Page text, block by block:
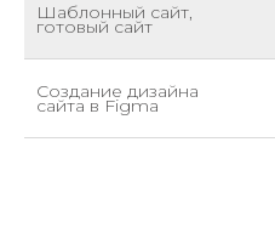
Шаблонный сайт,
готовый сайт
Создание дизайна
сайта в Figma